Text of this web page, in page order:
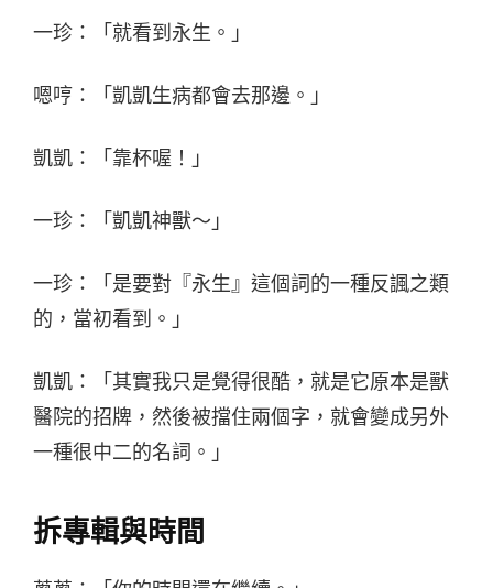
一珍：「就看到永生。」
嗯哼：「凱凱生病都會去那邊。」
凱凱：「靠杯喔！」
一珍：「凱凱神獸～」
一珍：「是要對『永生』這個詞的一種反諷之類
的，當初看到。」
凱凱：「其實我只是覺得很酷，就是它原本是獸
醫院的招牌，然後被擋住兩個字，就會變成另外
一種很中二的名詞。」
拆專輯與時間